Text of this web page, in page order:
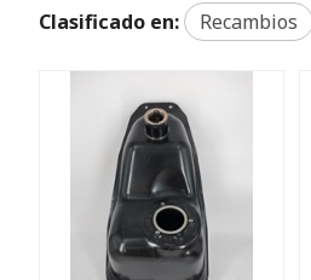
Clasificado en: Recambios